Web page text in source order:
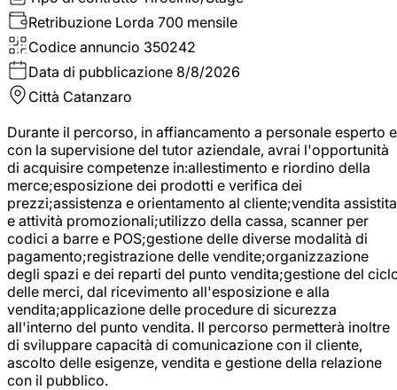
Retribuzione Lorda 700 mensile
Codice annuncio 350242
Data di pubblicazione 8/8/2026
Città Catanzaro
Durante il percorso, in affiancamento a personale esperto e
con la supervisione del tutor aziendale, avrai l'opportunità
di acquisire competenze in:allestimento e riordino della
merce;esposizione dei prodotti e verifica dei
prezzi;assistenza e orientamento al cliente;vendita assistita
e attività promozionali;utilizzo della cassa, scanner per
codici a barre e POS;gestione delle diverse modalità di
pagamento;registrazione delle vendite;organizzazione
degli spazi e dei reparti del punto vendita;gestione del
delle merci, dal ricevimento all'esposizione e alla
vendita;applicazione delle procedure di sicurezza
all'interno del punto vendita. Il percorso permetterà inoltre
di sviluppare capacità di comunicazione con il cliente,
ascolto delle esigenze, vendita e gestione della relazione
con il pubblico.